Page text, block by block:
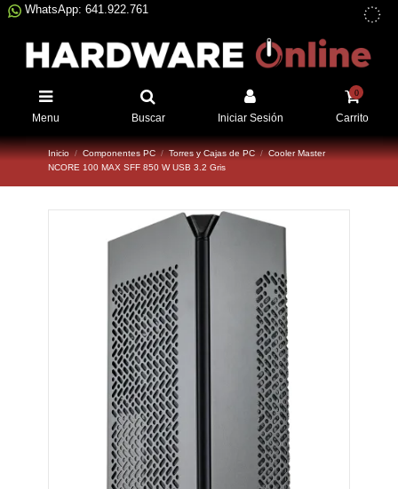
WhatsApp: 641.922.761
Menu Buscar Iniciar Sesión
0
Carrito
Inicio Componentes PC Torres y Cajas de PC
Cooler Master
NCORE 100 MAX SFF 850 W USB 3.2 Gris